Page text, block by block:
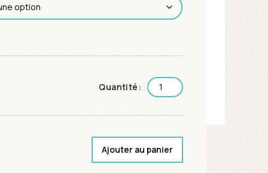
Quantité:
Ajouter au panier